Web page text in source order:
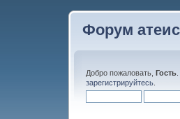
Форум
Добро пожаловать, Гость
зарегистрируйтесь